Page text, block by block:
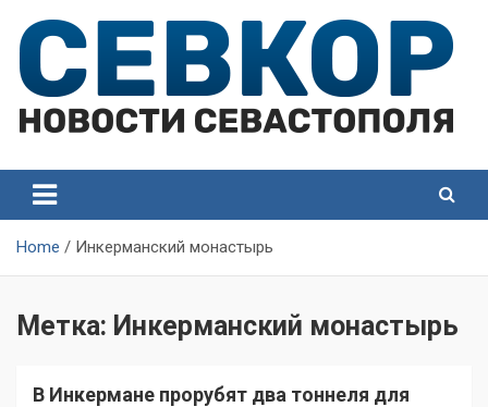
content
Севастополя
Севастополя
Home Инкерманский монастырь
Метка: Инкерманский монастырь
В Инкермане прорубят два тоннеля для